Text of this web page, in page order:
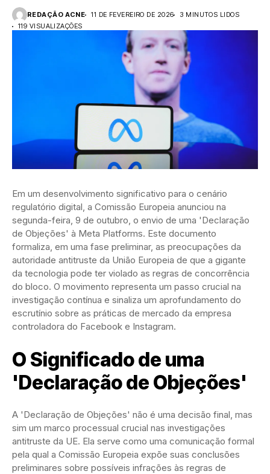
REDAÇÃO ACNE 11 DE FEVEREIRO DE 2026
3 MINUTOS LIDOS
119 VISUALIZAÇÕES
Em um desenvolvimento significativo para o cenário
regulatório digital, a Comissão Europeia anunciou na
segunda-feira, 9 de outubro, o envio de uma 'Declaração
de Objeções' à Meta Platforms. Este documento
formaliza, em uma fase preliminar, as preocupações da
autoridade antitruste da União Europeia de que a gigante
da tecnologia pode ter violado as regras de concorrência
do bloco. O movimento representa um passo crucial na
investigação contínua e sinaliza um aprofundamento do
escrutínio sobre as práticas de mercado da empresa
controladora do Facebook e Instagram.
O Significado de uma
'Declaração de Objeções'
A 'Declaração de Objeções' não é uma decisão final, mas
sim um marco processual crucial nas investigações
antitruste da UE. Ela serve como uma comunicação formal
pela qual a Comissão Europeia expõe suas conclusões
preliminares sobre possíveis infrações às regras de